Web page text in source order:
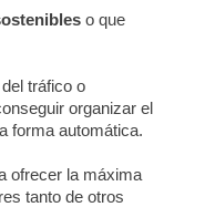
o que
tráfico o
organizar el
forma automática.
ofrecer la máxima
tanto de otros